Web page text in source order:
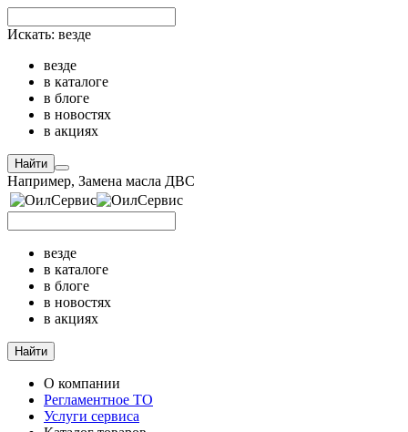
Искать: везде
везде
в каталоге
в блоге
в новостях
в акциях
Найти
Например, Замена масла ДВС
везде
в каталоге
в блоге
в новостях
в акциях
Найти
О компании
Регламентное ТО
Услуги сервиса